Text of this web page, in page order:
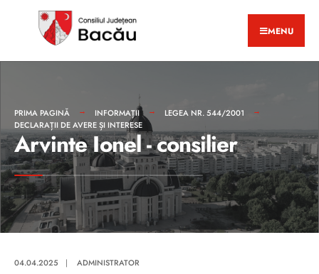
MENU
PRIMA PAGINĂ INFORMAȚII
LEGEA NR. 544/2001
DECLARAȚII DE AVERE ȘI INTERESE
Arvinte Ionel - consilier
04.04.2025 | ADMINISTRATOR